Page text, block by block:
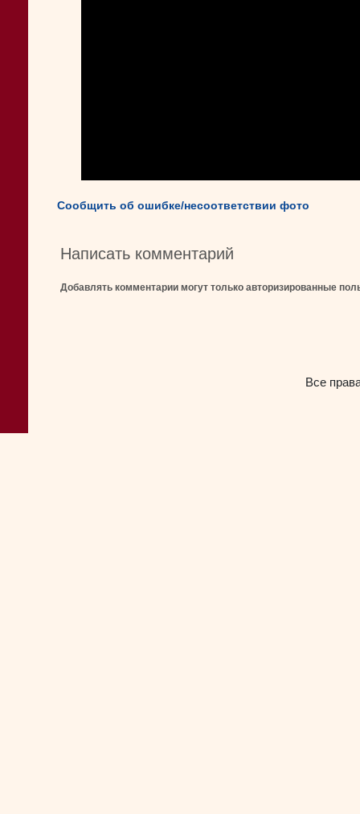
Сообщить об ошибке/несоответствии фото
Написать комментарий
Добавлять комментарии могут только авторизированные
Все